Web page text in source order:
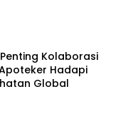
Kolaborasi
Hadapi
Global